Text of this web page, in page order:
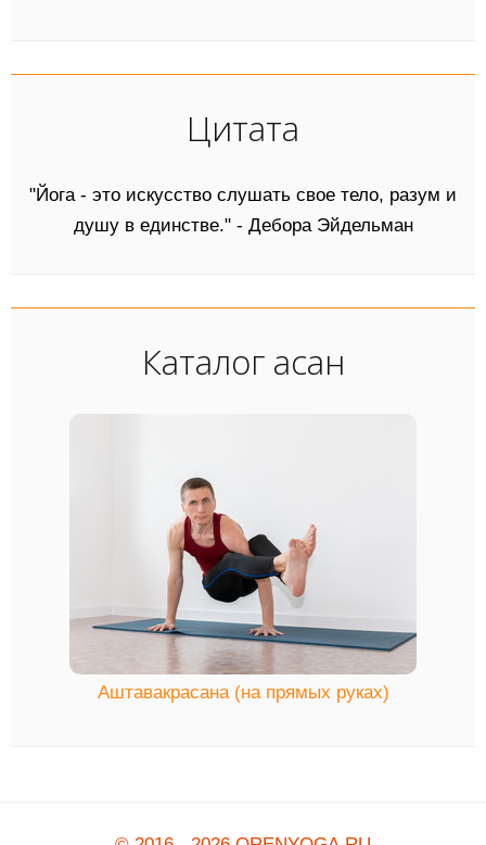
Цитата
"Йога - это искусство слушать свое тело, разум и
душу в единстве." - Дебора Эйдельман
Каталог асан
Аштавакрасана (на прямых руках)